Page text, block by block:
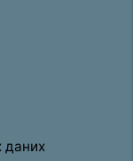
даних